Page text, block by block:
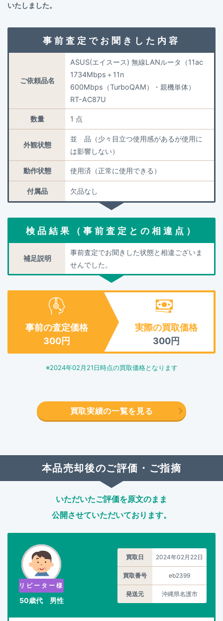
いたしました。
事前査定でお聞きした内容
ご依頼品名
ASUS(エイスース) 無線LANルータ（11ac
1734Mbps＋11n
600Mbps（TurboQAM）・親機単体）
RT-AC87U
数量 1 点
外観状態
並 品（少々目立つ使用感があるが使用に
は影響しない）
動作状態 使用済（正常に使用できる）
付属品 欠品なし
検品結果（事前査定との相違点）
補足説明
事前査定でお聞きした状態と相違ございま
せんでした。
事前の査定価格
300円
実際の買取価格
300円
※2024年02月21日時点の買取価格となります
買取実績の一覧を見る
本品売却後のご評価・ご指摘
いただいたご評価を原文のまま
公開させていただいております。
リピーター様
50歳代 男性
買取日 2024年02月22日
買取番号 eb2399
発送元 沖縄県名護市